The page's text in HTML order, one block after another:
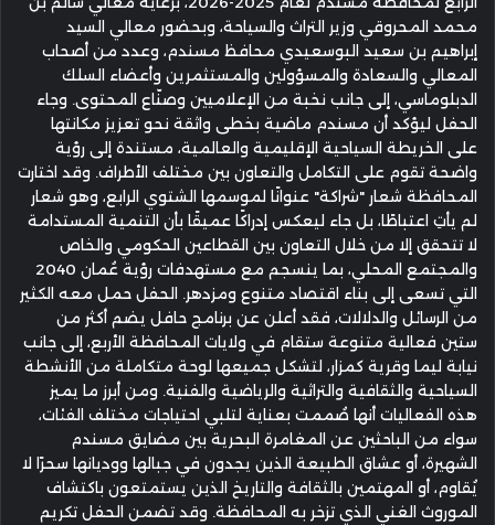
محمد المحروقي وزير التراث والسياحة، وبحضور معالي السيد
إبراهيم بن سعيد البوسعيدي محافظ مسندم، وعدد من أصحاب
المعالي والسعادة والمسؤولين والمستثمرين وأعضاء السلك
الدبلوماسي، إلى جانب نخبة من الإعلاميين وصنّاع المحتوى. وجاء
الحفل ليؤكد أن مسندم ماضية بخطى واثقة نحو تعزيز مكانتها
على الخريطة السياحية الإقليمية والعالمية، مستندة إلى رؤية
واضحة تقوم على التكامل والتعاون بين مختلف الأطراف. وقد اختارت
المحافظة شعار "شراكة" عنوانًا لموسمها الشتوي الرابع، وهو شعار
لم يأتِ اعتباطًا، بل جاء ليعكس إدراكًا عميقًا بأن التنمية المستدامة
لا تتحقق إلا من خلال التعاون بين القطاعين الحكومي والخاص
والمجتمع المحلي، بما ينسجم مع مستهدفات رؤية عُمان 2040
التي تسعى إلى بناء اقتصاد متنوع ومزدهر. الحفل حمل معه الكثير
من الرسائل والدلالات، فقد أعلن عن برنامج حافل يضم أكثر من
ستين فعالية متنوعة ستقام في ولايات المحافظة الأربع، إلى جانب
نيابة ليما وقرية كمزار، لتشكل جميعها لوحة متكاملة من الأنشطة
السياحية والثقافية والتراثية والرياضية والفنية. ومن أبرز ما يميز
هذه الفعاليات أنها صُممت بعناية لتلبي احتياجات مختلف الفئات،
سواء من الباحثين عن المغامرة البحرية بين مضايق مسندم
الشهيرة، أو عشاق الطبيعة الذين يجدون في جبالها ووديانها سحرًا لا
يُقاوم، أو المهتمين بالثقافة والتاريخ الذين يستمتعون باكتشاف
الموروث الغني الذي تزخر به المحافظة. وقد تضمن الحفل تكريم